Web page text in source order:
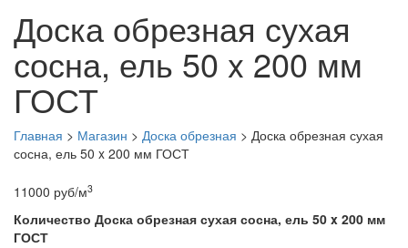
Доска обрезная сухая
сосна, ель 50 x 200 мм
ГОСТ
Главная > Магазин > Доска обрезная > Доска обрезная сухая
сосна, ель 50 x 200 мм ГОСТ
11000 руб/м3
Количество Доска обрезная сухая сосна, ель 50 x 200 мм
ГОСТ